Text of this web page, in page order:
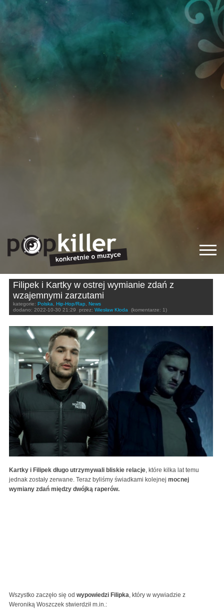
Filipek i Kartky w ostrej wymianie zdań z
wzajemnymi zarzutami
kategorie: Polska, Hip-Hop/Rap, News
dodano: 2022-10-30 21:29 przez: Wiesław Kłoda (komentarze: 1)
Kartky i Filipek długo utrzymywali bliskie relacje, które kilka lat temu
jednak zostały zerwane. Teraz byliśmy świadkami kolejnej mocnej
wymiany zdań między dwójką raperów.
Wszystko zaczęło się od wypowiedzi Filipka, który w wywiadzie z
Weroniką Woszczek stwierdził m.in.: